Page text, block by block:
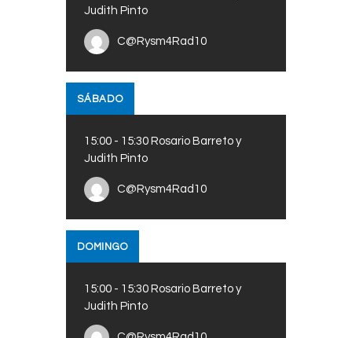
Judith Pinto
C@Rysm4Rad10
SÁBADO
15:00- 15:30 Rosario Barreto y
Judith Pinto
C@Rysm4Rad10
DOMINGO
15:00- 15:30 Rosario Barreto y
Judith Pinto